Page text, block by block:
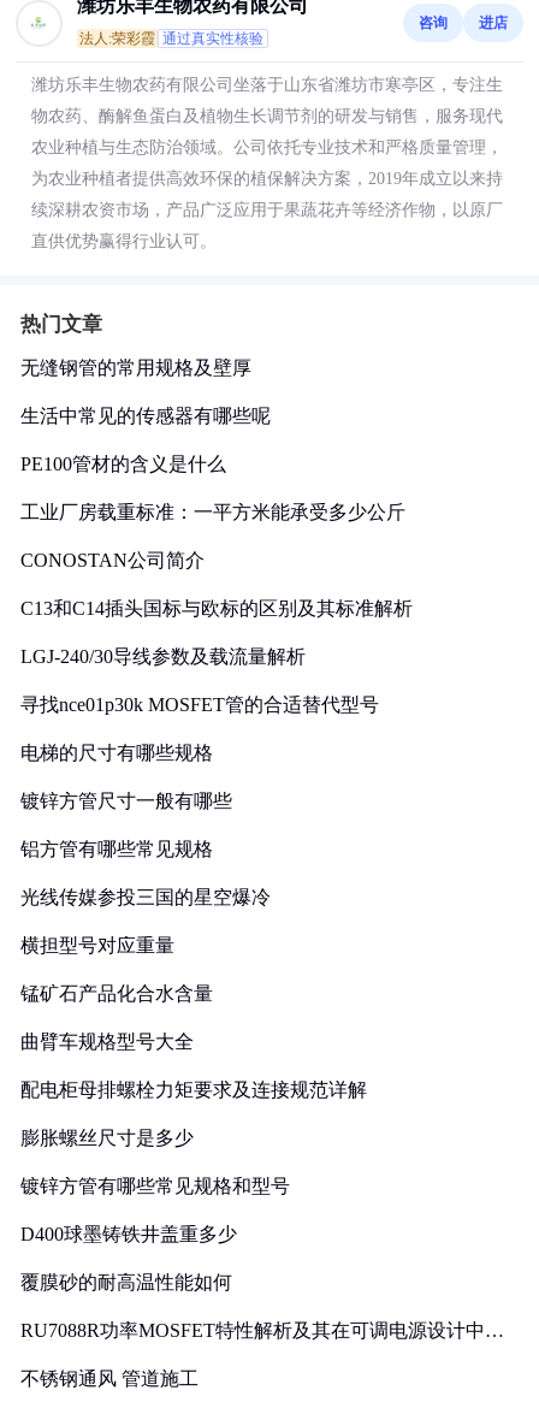
潍坊乐丰生物农药有限公司
法人:荣彩霞 通过真实性核验
咨询 进店
潍坊乐丰生物农药有限公司坐落于山东省潍坊市寒亭区，专注生
物农药、酶解鱼蛋白及植物生长调节剂的研发与销售，服务现代
农业种植与生态防治领域。公司依托专业技术和严格质量管理，
为农业种植者提供高效环保的植保解决方案，2019年成立以来持
续深耕农资市场，产品广泛应用于果蔬花卉等经济作物，以原厂
直供优势赢得行业认可。
热门文章
无缝钢管的常用规格及壁厚
生活中常见的传感器有哪些呢
PE100管材的含义是什么
工业厂房载重标准：一平方米能承受多少公斤
CONOSTAN公司简介
C13和C14插头国标与欧标的区别及其标准解析
LGJ-240/30导线参数及载流量解析
寻找nce01p30k MOSFET管的合适替代型号
电梯的尺寸有哪些规格
镀锌方管尺寸一般有哪些
铝方管有哪些常见规格
光线传媒参投三国的星空爆冷
横担型号对应重量
锰矿石产品化合水含量
曲臂车规格型号大全
配电柜母排螺栓力矩要求及连接规范详解
膨胀螺丝尺寸是多少
镀锌方管有哪些常见规格和型号
D400球墨铸铁井盖重多少
覆膜砂的耐高温性能如何
RU7088R功率MOSFET特性解析及其在可调电源设计中的
不锈钢通风 管道施工